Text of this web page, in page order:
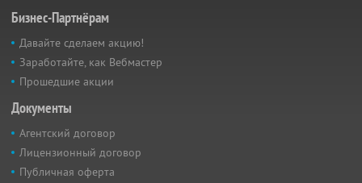
Бизнес-Партнёрам
Давайте сделаем акцию!
Заработайте, как Вебмастер
Прошедшие акции
Документы
Агентский договор
Лицензионный договор
Публичная оферта